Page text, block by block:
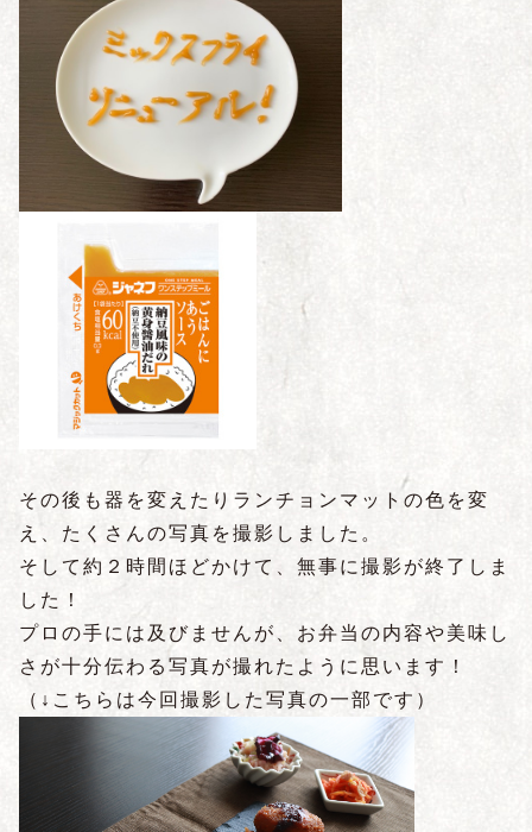
その後も器を変えたりランチョンマットの色を変
え、たくさんの写真を撮影しました。
そして約２時間ほどかけて、無事に撮影が終了しま
した！
プロの手には及びませんが、お弁当の内容や美味し
さが十分伝わる写真が撮れたように思います！
（↓こちらは今回撮影した写真の一部です）